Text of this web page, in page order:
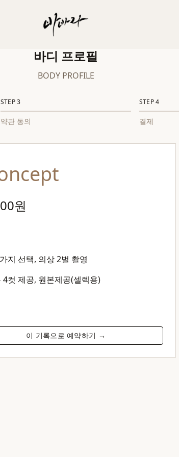
바디 프로필
BODY PROFILE
STEP3
약관 동의
STEP4
결제
원
지 선택, 의상 2벌 촬영
4컷 제공, 원본제공(셀렉용)
이 기록으로 예약하기 →